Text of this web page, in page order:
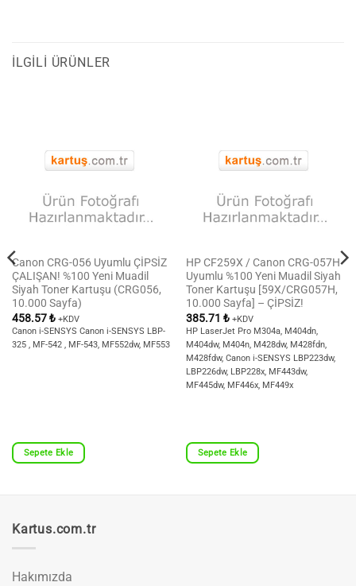
İLGILI ÜRÜNLER
Canon CRG-056 Uyumlu ÇİPSİZ
ÇALIŞAN! %100 Yeni Muadil
Siyah Toner Kartuşu (CRG056,
10.000 Sayfa)
458.57₺ +KDV
Canon i-SENSYS Canon i-SENSYS LBP-
325 , MF-542 , MF-543, MF552dw, MF553
Sepete Ekle
HP CF259X / Canon CRG-057H
Uyumlu %100 Yeni Muadil Siyah
Toner Kartuşu [59X/CRG057H,
10.000 Sayfa] – ÇİPSİZ!
385.71 ₺ +KDV
HP LaserJet Pro M304a, M404dn,
M404dw, M404n, M428dw, M428fdn,
M428fdw, Canon i-SENSYS LBP223dw,
LBP226dw, LBP228x, MF443dw,
MF445dw, MF446x, MF449x
Sepete Ekle
Kartus.com.tr
Hakımızda